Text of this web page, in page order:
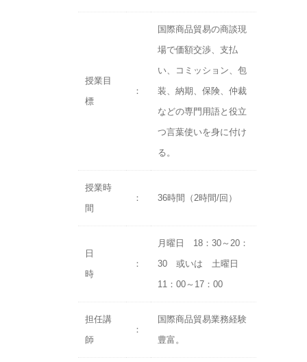
授業目
標
：
国際商品貿易の商談現
場で価額交渉、支払
い、コミッション、包
装、納期、保険、仲裁
などの専門用語と役立
つ言葉使いを身に付け
る。
授業時
間
： 36時間（2時間/回）
日
時
：
月曜日 18：30～20：
30 或いは 土曜日
11：00～17：00
担任講
師
：
国際商品貿易業務経験
豊富。